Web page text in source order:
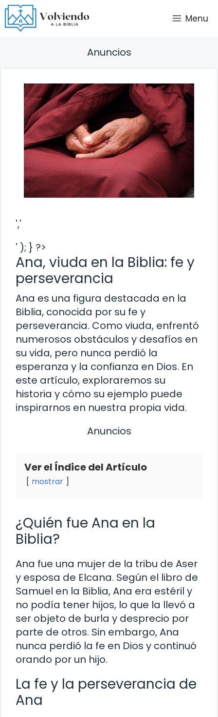
Saltar
al
contenido
Menu
Anuncios
','
' ); } ?>
Ana, viuda en la Biblia: fe y
perseverancia
Ana es una figura destacada en la
Biblia, conocida por su fe y
perseverancia. Como viuda, enfrentó
numerosos obstáculos y desafíos en
su vida, pero nunca perdió la
esperanza y la confianza en Dios. En
este artículo, exploraremos su
historia y cómo su ejemplo puede
inspirarnos en nuestra propia vida.
Anuncios
Ver el Índice del Artículo
mostrar
¿Quién fue Ana en la
Biblia?
Ana fue una mujer de la tribu de Aser
y esposa de Elcana. Según el libro de
Samuel en la Biblia, Ana era estéril y
no podía tener hijos, lo que la llevó a
ser objeto de burla y desprecio por
parte de otros. Sin embargo, Ana
nunca perdió la fe en Dios y continuó
orando por un hijo.
La fe y la perseverancia de
Ana